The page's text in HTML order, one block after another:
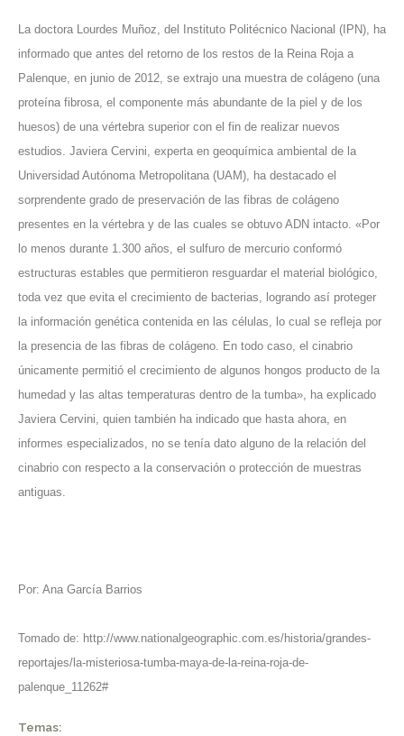
La doctora Lourdes Muñoz, del Instituto Politécnico Nacional (IPN), ha
informado que antes del retorno de los restos de la Reina Roja a
Palenque, en junio de 2012, se extrajo una muestra de colágeno (una
proteína fibrosa, el componente más abundante de la piel y de los
huesos) de una vértebra superior con el fin de realizar nuevos
estudios. Javiera Cervini, experta en geoquímica ambiental de la
Universidad Autónoma Metropolitana (UAM), ha destacado el
sorprendente grado de preservación de las fibras de colágeno
presentes en la vértebra y de las cuales se obtuvo ADN intacto. «Por
lo menos durante 1.300 años, el sulfuro de mercurio conformó
estructuras estables que permitieron resguardar el material biológico,
toda vez que evita el crecimiento de bacterias, logrando así proteger
la información genética contenida en las células, lo cual se refleja por
la presencia de las fibras de colágeno. En todo caso, el cinabrio
únicamente permitió el crecimiento de algunos hongos producto de la
humedad y las altas temperaturas dentro de la tumba», ha explicado
Javiera Cervini, quien también ha indicado que hasta ahora, en
informes especializados, no se tenía dato alguno de la relación del
cinabrio con respecto a la conservación o protección de muestras
antiguas.
Por: Ana García Barrios
Tomado de: http://www.nationalgeographic.com.es/historia/grandes-
reportajes/la-misteriosa-tumba-maya-de-la-reina-roja-de-
palenque_11262#
Temas: